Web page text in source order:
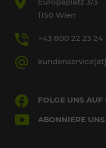
1150 Wien
+43 800 22 23 24
FOLGE UNS AUF
ABONNIERE